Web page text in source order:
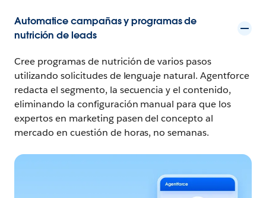
Automatice campañas y programas de
nutrición de leads
Cree programas de nutrición de varios pasos
utilizando solicitudes de lenguaje natural. Agentforce
redacta el segmento, la secuencia y el contenido,
eliminando la configuración manual para que los
expertos en marketing pasen del concepto al
mercado en cuestión de horas, no semanas.